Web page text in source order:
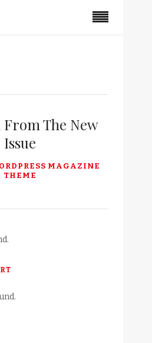
From The New
Issue
MAGAZINE
THEME